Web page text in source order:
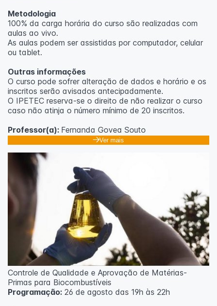
Metodologia
100% da carga horária do curso são realizadas com
aulas ao vivo.
As aulas podem ser assistidas por computador, celular
ou tablet.
Outras informações
O curso pode sofrer alteração de dados e horário e os
inscritos serão avisados ​​antecipadamente.
O IPETEC reserva-se o direito de não realizar o curso
caso não atinja o número mínimo de 20 inscritos.
Professor(a): Fernanda Govea Souto
Ver mais
Controle de Qualidade e Aprovação de Matérias-
Primas para Biocombustíveis
Programação: 26 de agosto das 19h às 22h